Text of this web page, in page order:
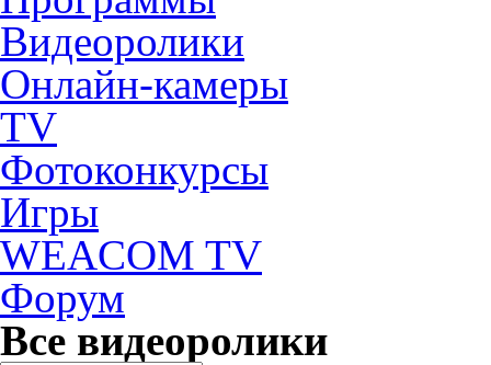
Видеоролики
Онлайн-камеры
TV
Фотоконкурсы
Игры
WEACOM TV
Форум
Все видеоролики